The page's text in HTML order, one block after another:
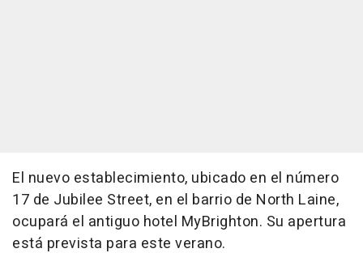
El nuevo establecimiento, ubicado en el número
17 de Jubilee Street, en el barrio de North Laine,
ocupará el antiguo hotel MyBrighton. Su apertura
está prevista para este verano.